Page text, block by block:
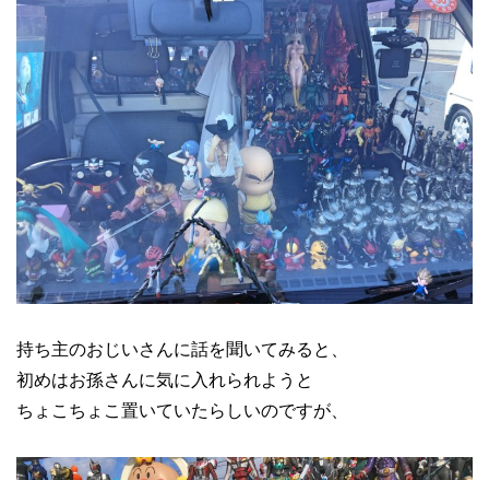
持ち主のおじいさんに話を聞いてみると、
初めはお孫さんに気に入れられようと
ちょこちょこ置いていたらしいのですが、